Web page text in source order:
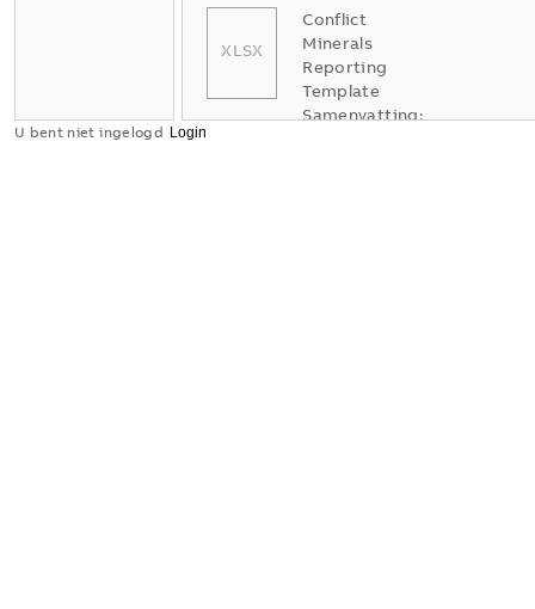
XLSX
Conflict
Minerals
Reporting
Template
Samenvatting:
U bent niet ingelogd